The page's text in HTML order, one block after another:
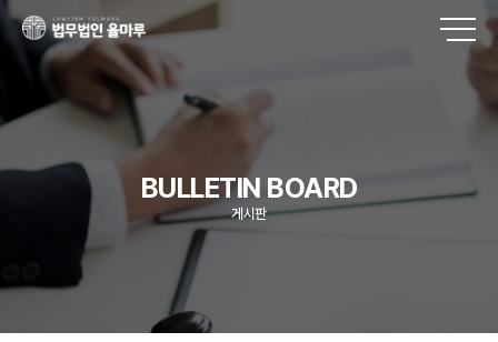
BULLETIN BOARD
게시판